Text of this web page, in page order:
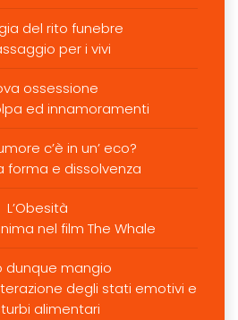
del rito funebre
per i vivi
ossessione
ed innamoramenti
c’è in un’ eco?
forma e dissolvenza
L’Obesità
nel film The Whale
dunque mangio
degli stati emotivi e
alimentari